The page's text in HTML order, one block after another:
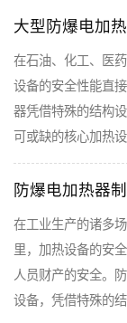
大型防爆电加
在石油、化工、医
设备的安全性能直
器凭借特殊的结构
可或缺的核心加热
防爆电加热器
在工业生产的诸多
里，加热设备的安
人员财产的安全。
设备，凭借特殊的